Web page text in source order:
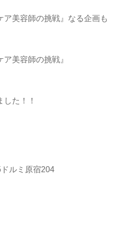
ア美容師の挑戦』なる企画も
ア美容師の挑戦』
た！！
ルミ原宿204